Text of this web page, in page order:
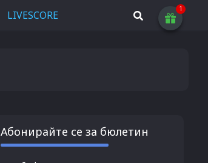
LIVESCORE
Абонирайте се за бюлетин